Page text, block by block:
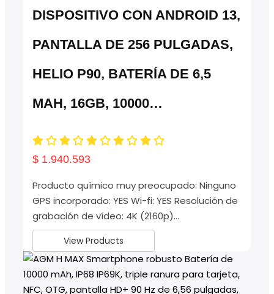
DISPOSITIVO CON ANDROID 13,
PANTALLA DE 256 PULGADAS,
HELIO P90, BATERÍA DE 6,5
MAH, 16GB, 10000…
$ 1.940.593
Producto químico muy preocupado: Ninguno
GPS incorporado: YES Wi-fi: YES Resolución de
grabación de vídeo: 4K (2160p)…
View Products